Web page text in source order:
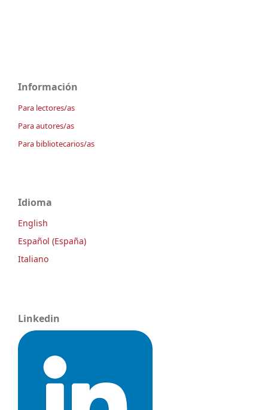
Información
Para lectores/as
Para autores/as
Para bibliotecarios/as
Idioma
English
Español (España)
Italiano
Linkedin